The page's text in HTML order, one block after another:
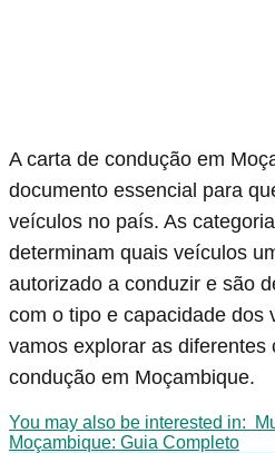
A carta de condução em
documento essencial para
veículos no país. As
determinam quais veículos
autorizado a conduzir e são
com o tipo e capacidade dos
vamos explorar as diferentes
condução em Moçambique.
You may also be interested in:
Moçambique: Guia Completo